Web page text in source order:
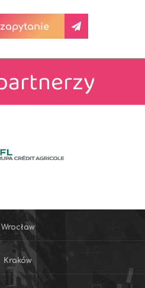
Wrocław
Kraków